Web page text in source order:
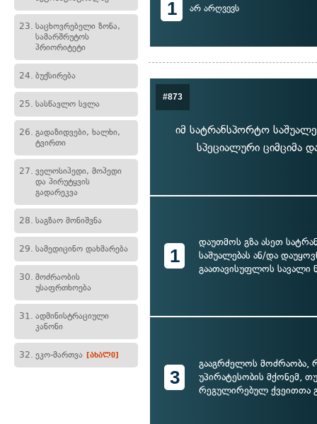
23. საცხოვრებელი ზონა,
სამარშრუტოს
პრიორიტეტი
24. ბუქსირება
25. სასწავლო სვლა
26. გადაზიდვები, ხალხი,
ტვირთი
27. ველოსიპედი, მოპედი
და პირუტყვის
გადარეკვა
28. საგზაო მონიშვნა
29. სამედიცინო დახმარება
30. მოძრაობის
უსაფრთხოება
31. ადმინისტრაციული
კანონი
32. ეკო-მართვა [ახალი]
1 არ არღვევს
#873
იმ სატრანსპორტო
სპეციალური ციმციმა
1
დაუთმოს გზა ასეთ
საშუალებას ან/და
გაათავისუფლოს სავალი
3
გააგრძელოს მოძრაობა,
უპირატესობის მქონემ,
რეგულირებულ ქვეითთა